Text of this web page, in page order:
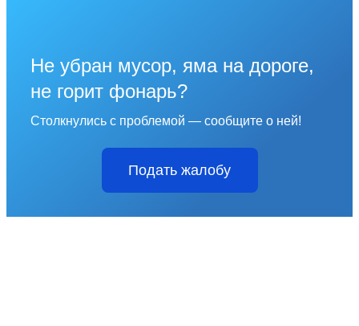
Не убран мусор, яма на дороге,
не горит фонарь?
Столкнулись с проблемой — сообщите о ней!
Подать жалобу